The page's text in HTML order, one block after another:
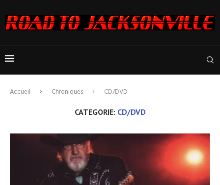
Accueil Chroniques CD/DVD
CATEGORIE: CD/DVD